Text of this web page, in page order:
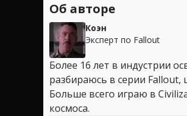
Об авторе
Коэн
Эксперт по Fallout
Более 16 лет в индустрии
разбираюсь в серии Fallout,
Больше всего играю в
космоса.